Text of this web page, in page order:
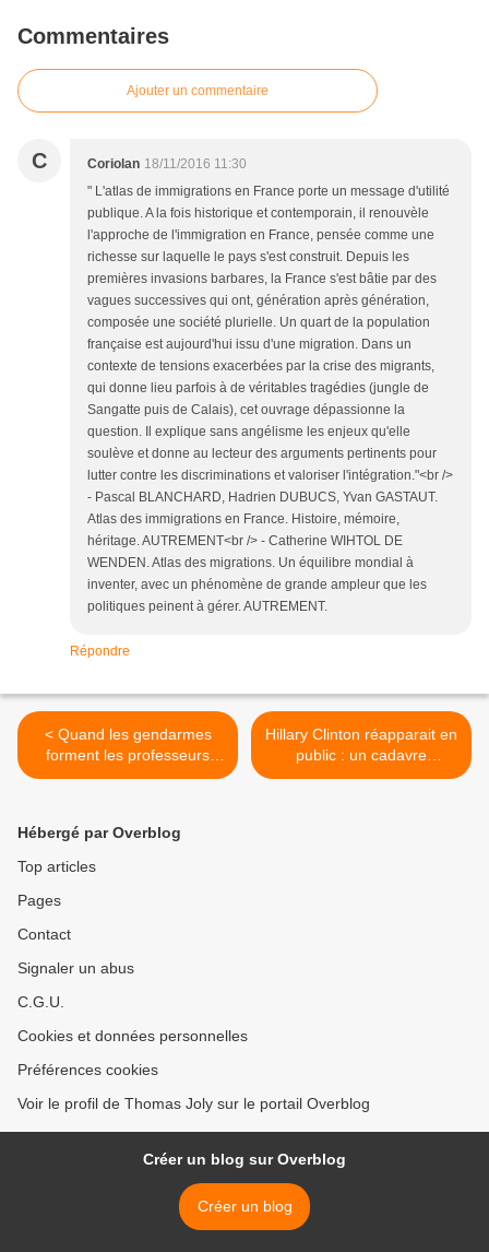
Commentaires
Ajouter un commentaire
C Coriolan 18/11/2016 11:30
" L'atlas de immigrations en France porte un message d'utilité
publique. A la fois historique et contemporain, il renouvèle
l'approche de l'immigration en France, pensée comme une
richesse sur laquelle le pays s'est construit. Depuis les
premières invasions barbares, la France s'est bâtie par des
vagues successives qui ont, génération après génération,
composée une société plurielle. Un quart de la population
française est aujourd'hui issu d'une migration. Dans un
contexte de tensions exacerbées par la crise des migrants,
qui donne lieu parfois à de véritables tragédies (jungle de
Sangatte puis de Calais), cet ouvrage dépassionne la
question. Il explique sans angélisme les enjeux qu'elle
soulève et donne au lecteur des arguments pertinents pour
lutter contre les discriminations et valoriser l'intégration."<br />
- Pascal BLANCHARD, Hadrien DUBUCS, Yvan GASTAUT.
Atlas des immigrations en France. Histoire, mémoire,
héritage. AUTREMENT<br /> - Catherine WIHTOL DE
WENDEN. Atlas des migrations. Un équilibre mondial à
inventer, avec un phénomène de grande ampleur que les
politiques peinent à gérer. AUTREMENT.
Répondre
< Quand les gendarmes
forment les professeurs
contre les agressions
Hillary Clinton réapparait en
public : un cadavre
ambulant >
Hébergé par Overblog
Top articles
Pages
Contact
Signaler un abus
C.G.U.
Cookies et données personnelles
Préférences cookies
Voir le profil de Thomas Joly sur le portail Overblog
Créer un blog sur Overblog
Créer un blog